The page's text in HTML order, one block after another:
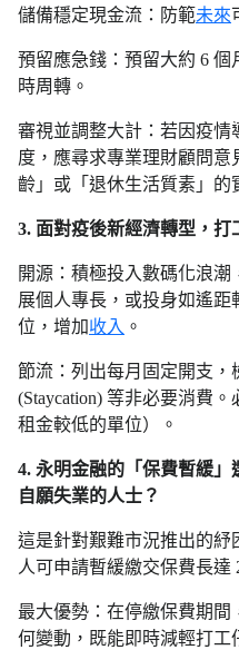
儲備穩定現金流：防範未來
預留應急錢：預留大約 6
時周轉。
審視並調整大計：若因疫情
度，應尋求專業理財顧問
齡」或「退休生活質素」的
3. 面對疫後新經濟轉型，打
開源：積極投入數碼化浪
展個人專長，或投身如遙
位，增加收入 。
節流：列出每月固定開支，
(Staycation) 等非必要消費
租金較低的單位）。
4. 永明金融的「保費暫緩
自願失業的人士？
這是針對艱難市況推出的
人可申請暫緩繳交保費長達
最大優勢：在停繳保費期
何變動，既能即時減輕打工